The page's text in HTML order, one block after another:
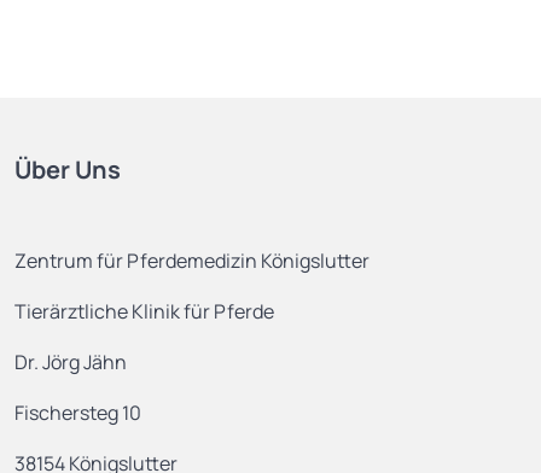
Über Uns
Zentrum für Pferdemedizin Königslutter
Tierärztliche Klinik für Pferde
Dr. Jörg Jähn
Fischersteg 10
38154 Königslutter